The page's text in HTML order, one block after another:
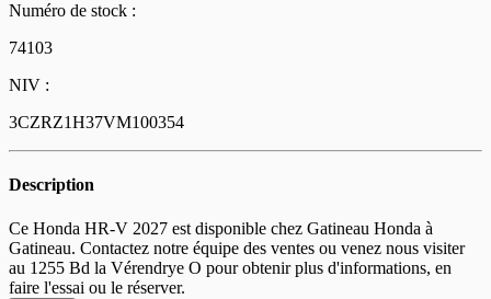
Numéro de stock :
74103
NIV :
3CZRZ1H37VM100354
Description
Ce Honda HR-V 2027 est disponible chez Gatineau Honda à
Gatineau. Contactez notre équipe des ventes ou venez nous visiter
au 1255 Bd la Vérendrye O pour obtenir plus d'informations, en
faire l'essai ou le réserver.